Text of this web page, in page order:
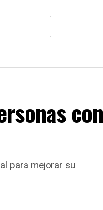
con
para mejorar su